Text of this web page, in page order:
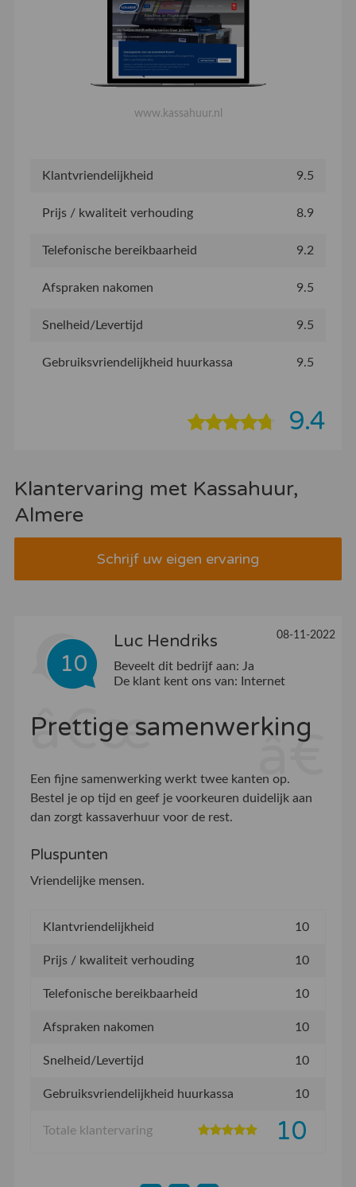
www.kassahuur.nl
Klantvriendelijkheid 9.5
Prijs / kwaliteit verhouding 8.9
Telefonische bereikbaarheid 9.2
Afspraken nakomen 9.5
Snelheid/Levertijd 9.5
Gebruiksvriendelijkheid huurkassa 9.5
9.4
Klantervaring met Kassahuur,
Almere
Schrijf uw eigen ervaring
10
Luc Hendriks 08-11-2022
Beveelt dit bedrijf aan: Ja
De klant kent ons van:
Internet
Prettige samenwerking
Een fijne samenwerking werkt twee kanten op.
Bestel je op tijd en geef je voorkeuren duidelijk aan
dan zorgt kassaverhuur voor de rest.
Pluspunten
Vriendelijke mensen.
Klantvriendelijkheid 10
Prijs / kwaliteit verhouding 10
Telefonische bereikbaarheid 10
Afspraken nakomen 10
Snelheid/Levertijd 10
Gebruiksvriendelijkheid huurkassa 10
Totale klantervaring 10